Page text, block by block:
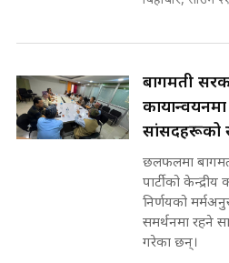
मृतकका
बदनियत !
|| THE
गोप्य अडियो
कनेक्सन ! ||
बागमती
सांसदहरूको
छलफलमा
पार्टीको
निर्णयको
समर्थनमा रहने
गरेका छन्।